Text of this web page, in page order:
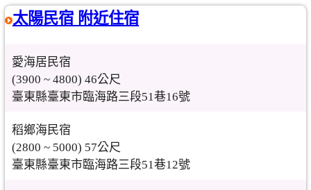
太陽民宿 附近住宿
愛海居民宿
(3900 ~ 4800) 46公尺
臺東縣臺東市臨海路三段51巷16號
稻鄉海民宿
(2800 ~ 5000) 57公尺
臺東縣臺東市臨海路三段51巷12號